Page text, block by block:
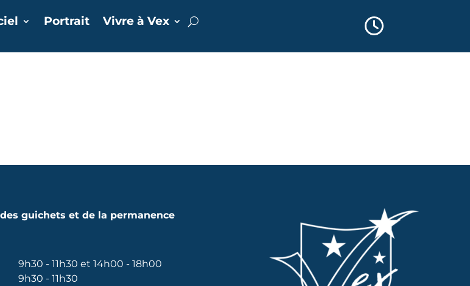
Portrait Vivre à Vex
guichets et de la permanence
9h30 - 11h30 et 14h00 - 18h00
9h30 - 11h30